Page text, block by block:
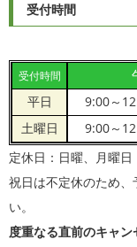
受付時間
受付時間
平日
9:00～
土曜日
9:00～
定休日：日曜、月曜日
祝日は不定休のため、
い。
度重なる直前のキャ